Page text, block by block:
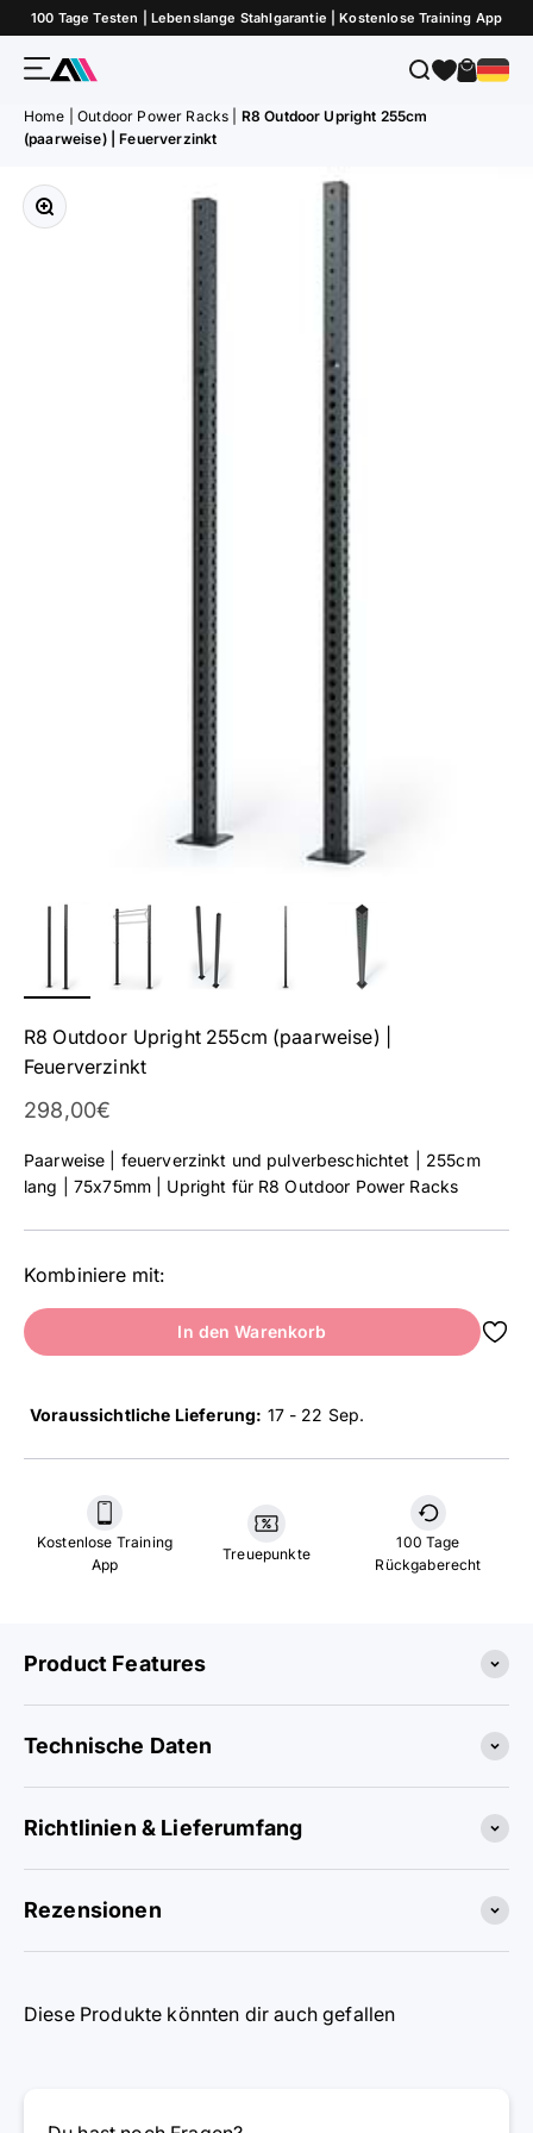
Zum Inhalt springen
100 Tage Testen | Lebenslange Stahlgarantie | Kostenlose Training App
MenüATLETICA Suche
Home Outdoor Power Racks
R8 Outdoor Upright 255cm
(paarweise) | Feuerverzinkt
Bild vergrößern
R8 Outdoor Upright 255cm (paarweise) |
Feuerverzinkt
Angebot
298,00€
Paarweise | feuerverzinkt und pulverbeschichtet | 255cm
lang | 75x75mm | Upright für R8 Outdoor Power Racks
Kombiniere mit:
In den Warenkorb
Voraussichtliche Lieferung: 17 - 22 Sep.
Kostenlose Training
App
Treuepunkte
100 Tage
Rückgaberecht
Product Features
Technische Daten
Richtlinien & Lieferumfang
Rezensionen
Diese Produkte könnten dir auch gefallen